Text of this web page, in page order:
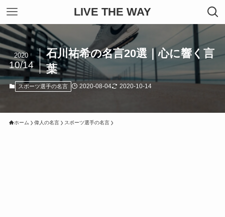
LIVE THE WAY
石川祐希の名言20選｜心に響く言
葉
2020
10/14
スポーツ選手の名言 2020-08-04 2020-10-14
ホーム 偉人の名言 スポーツ選手の名言